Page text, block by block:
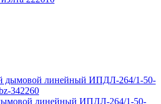
линейный ИПДЛ-264/1-50-